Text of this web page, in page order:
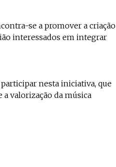
se a promover a criação
interessados em integrar
nesta iniciativa, que
valorização da música